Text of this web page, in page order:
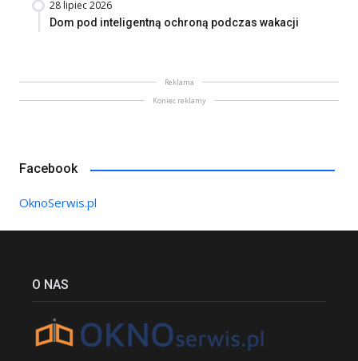
28 lipiec 2026
Dom pod inteligentną ochroną podczas wakacji
Reklama
Koniec reklamy
Facebook
OknoSerwis.pl
O NAS